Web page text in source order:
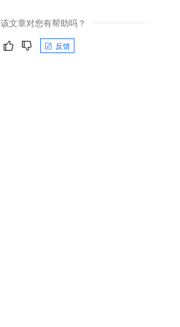
该文章对您有帮助吗？
反馈